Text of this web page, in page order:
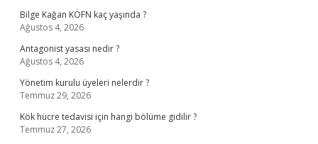
Bilge Kağan KÖFN kaç yaşında ?
Ağustos 4, 2026
Antagonist yasası nedir ?
Ağustos 4, 2026
Yönetim kurulu üyeleri nelerdir ?
Temmuz 29, 2026
Kök hücre tedavisi için hangi bölüme gidilir ?
Temmuz 27, 2026